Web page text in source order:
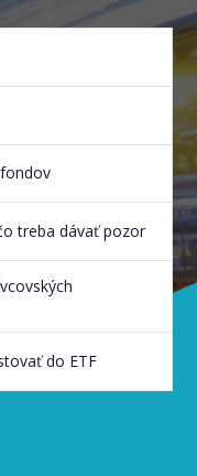
treba dávať pozor
do ETF